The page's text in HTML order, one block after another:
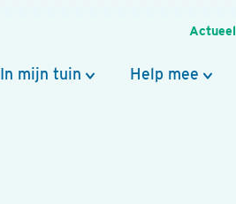
Actueel
In mijn tuin Help mee